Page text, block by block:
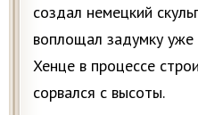
создал немецкий
воплощал задумку уже
Хенце в процессе
сорвался с высоты.